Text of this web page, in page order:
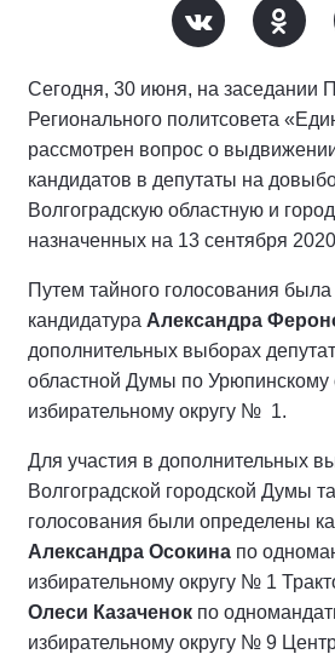
Сегодня, 30 июня, на заседании
Регионального политсовета
рассмотрен вопрос о
кандидатов в депутаты на
Волгоградскую областную и
назначенных на 13 сентября
Путем тайного голосования
кандидатура Александра
дополнительных выборах
областной Думы по
избирательному округу № 1.
Для участия в дополнительных
Волгоградской городской Думы
голосования были определены
Александра Осокина по
избирательному округу № 1
Олеси Казаченок по
избирательному округу № 9